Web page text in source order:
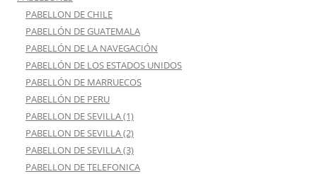
PABELLON DE CHILE
PABELLÓN DE GUATEMALA
PABELLÓN DE LA NAVEGACIÓN
PABELLÓN DE LOS ESTADOS UNIDOS
PABELLÓN DE MARRUECOS
PABELLÓN DE PERU
PABELLON DE SEVILLA (1)
PABELLON DE SEVILLA (2)
PABELLON DE SEVILLA (3)
PABELLON DE TELEFONICA